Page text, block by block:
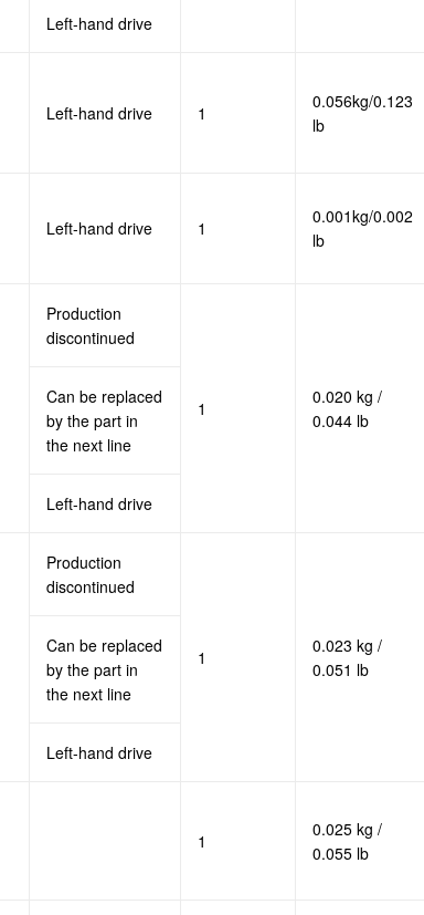
Left-hand drive
Left-hand drive 1
0.056kg/0.123
lb
Left-hand drive 1
0.001kg/0.002
lb
Production
discontinued
1
0.020 kg /
0.044 lb
Can be replaced
by the part in
the next line
Left-hand drive
Production
discontinued
1
0.023 kg /
0.051 lb
Can be replaced
by the part in
the next line
Left-hand drive
1
0.025 kg /
0.055 lb